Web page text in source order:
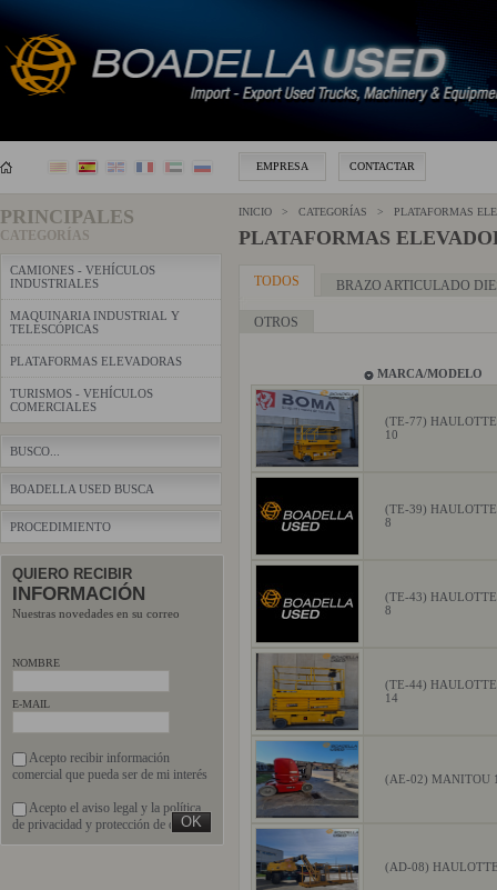
EMPRESA CONTACTAR
PRINCIPALES
CATEGORÍAS
CAMIONES - VEHÍCULOS
INDUSTRIALES
MAQUINARIA INDUSTRIAL Y
TELESCÓPICAS
PLATAFORMAS ELEVADORAS
TURISMOS - VEHÍCULOS
COMERCIALES
BUSCO...
BOADELLA USED BUSCA
PROCEDIMIENTO
QUIERO RECIBIR
INFORMACIÓN
Nuestras novedades en su correo
NOMBRE
E-MAIL
Acepto recibir información
comercial que pueda ser de mi interés
Acepto el aviso legal y la política
de privacidad y protección de datos
INICIO > CATEGORÍAS > PLATAFORMAS
PLATAFORMAS
TODOS BRAZO ARTICULADO
OTROS
MARCA/MODELO
(TE-77)
10
(TE-39)
8
(TE-43)
8
(TE-44)
14
(AE-02) MANITOU
(AD-08)